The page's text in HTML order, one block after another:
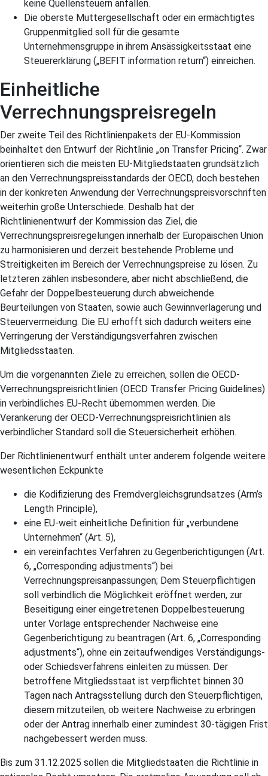
keine Quellensteuern anfallen.
Die oberste Muttergesellschaft oder ein ermächtigtes
Gruppenmitglied soll für die gesamte
Unternehmensgruppe in ihrem Ansässigkeitsstaat eine
Steuererklärung („BEFIT information return“) einreichen.
Einheitliche
Verrechnungspreisregeln
Der zweite Teil des Richtlinienpakets der EU-Kommission
beinhaltet den Entwurf der Richtlinie „on Transfer Pricing“. Zwar
orientieren sich die meisten EU-Mitgliedstaaten grundsätzlich
an den Verrechnungspreisstandards der OECD, doch bestehen
in der konkreten Anwendung der Verrechnungspreisvorschriften
weiterhin große Unterschiede. Deshalb hat der
Richtlinienentwurf der Kommission das Ziel, die
Verrechnungspreisregelungen innerhalb der Europäischen Union
zu harmonisieren und derzeit bestehende Probleme und
Streitigkeiten im Bereich der Verrechnungspreise zu lösen. Zu
letzteren zählen insbesondere, aber nicht abschließend, die
Gefahr der Doppelbesteuerung durch abweichende
Beurteilungen von Staaten, sowie auch Gewinnverlagerung und
Steuervermeidung. Die EU erhofft sich dadurch weiters eine
Verringerung der Verständigungsverfahren zwischen
Mitgliedsstaaten.
Um die vorgenannten Ziele zu erreichen, sollen die OECD-
Verrechnungspreisrichtlinien (OECD Transfer Pricing Guidelines)
in verbindliches EU-Recht übernommen werden. Die
Verankerung der OECD-Verrechnungspreisrichtlinien als
verbindlicher Standard soll die Steuersicherheit erhöhen.
Der Richtlinienentwurf enthält unter anderem folgende weitere
wesentlichen Eckpunkte
die Kodifizierung des Fremdvergleichsgrundsatzes (Arm’s
Length Principle),
eine EU-weit einheitliche Definition für „verbundene
Unternehmen“ (Art. 5),
ein vereinfachtes Verfahren zu Gegenberichtigungen (Art.
6, „Corresponding adjustments“) bei
Verrechnungspreisanpassungen; Dem Steuerpflichtigen
soll verbindlich die Möglichkeit eröffnet werden, zur
Beseitigung einer eingetretenen Doppelbesteuerung
unter Vorlage entsprechender Nachweise eine
Gegenberichtigung zu beantragen (Art. 6, „Corresponding
adjustments“), ohne ein zeitaufwendiges Verständigungs-
oder Schiedsverfahrens einleiten zu müssen. Der
betroffene Mitgliedsstaat ist verpflichtet binnen 30
Tagen nach Antragsstellung durch den Steuerpflichtigen,
diesem mitzuteilen, ob weitere Nachweise zu erbringen
oder der Antrag innerhalb einer zumindest 30-tägigen Frist
nachgebessert werden muss.
Bis zum 31.12.2025 sollen die Mitgliedstaaten die Richtlinie in